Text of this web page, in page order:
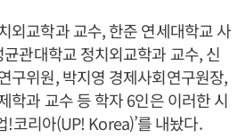
외교학과 교수, 한준 연세대학교 사
관대학교 정치외교학과 교수, 신
구위원, 박지영 경제사회연구원장,
학과 교수 등 학자 6인은 이러한 시
!코리아(UP! Korea)’를 내놨다.